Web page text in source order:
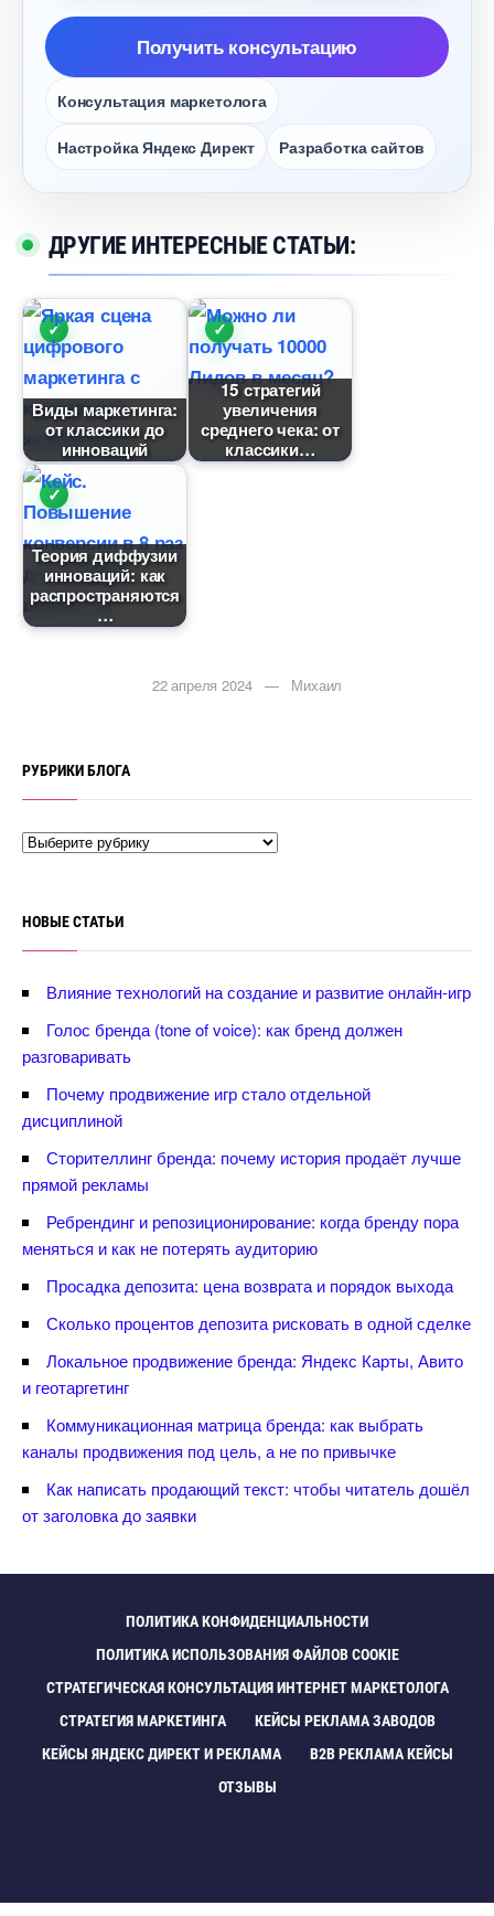
Получить консультацию
Консультация маркетолога
Настройка Яндекс Директ Разработка сайто
ДРУГИЕ ИНТЕРЕСНЫЕ СТАТЬИ:
иды маркетинга:
от классики до
инноваций
15 стратегий
увеличения
среднего чека: от
классики
Теория диффузии
инноваций: как
распространяются
22 апреля 2024 — Михаил
РУБРИКИ БЛОГА
НОВЫЕ СТАТЬИ
лияние технологий на создание и развитие онлайн-игр
Голос бренда (tone of voice): как бренд должен
разговаривать
Почему продвижение игр стало отдельной
дисциплиной
Сторителлинг бренда: почему история продаёт лучше
прямой рекламы
Ребрендинг и репозиционирование: когда бренду пора
меняться и как не потерять аудиторию
Просадка депозита: цена возврата и порядок выхода
Сколько процентов депозита рисковать в одной сделке
Локальное продвижение бренда: Яндекс Карты, Авито
и геотаргетин
Коммуникационная матрица бренда: как выбрать
каналы продвижения под цель, а не по привычке
Как написать продающий текст: чтобы читатель дошёл
от заголовка до заявки
ПОЛИТИКА КОНФИДЕНЦИАЛЬНОСТИ
ПОЛИТИКА ИСПОЛЬЗОВАНИЯ ФАЙЛОВ COOKIE
СТРАТЕГИЧЕСКАЯ КОНСУЛЬТАЦИЯ ИНТЕРНЕТ МАРКЕТОЛОГА
СТРАТЕГИЯ МАРКЕТИНГА
КЕЙСЫ РЕКЛАМА ЗАВОДО
КЕЙСЫ ЯНДЕКС ДИРЕКТ И РЕКЛАМА
B2B РЕКЛАМА КЕЙСЫ
ОТЗЫВЫ